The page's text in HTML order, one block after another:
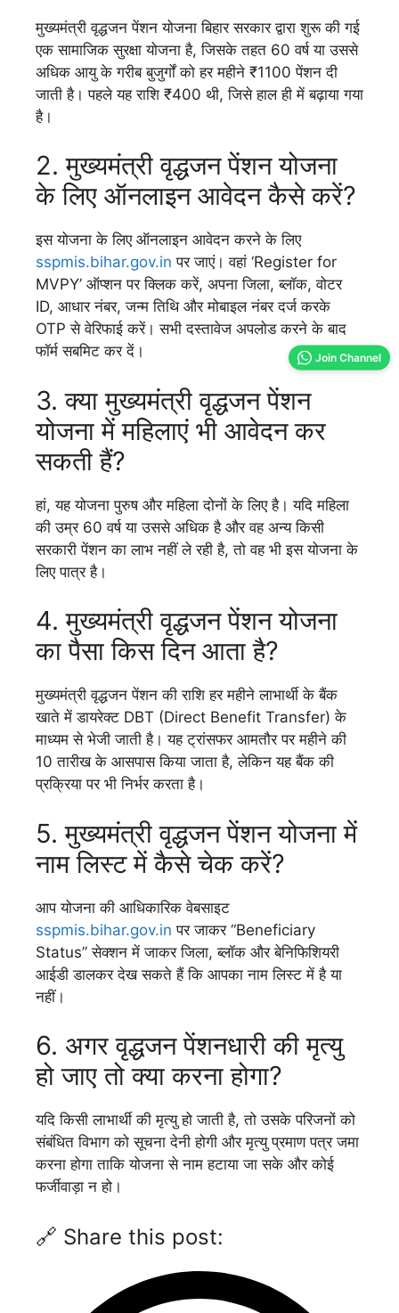
मुख्यमंत्री वृद्धजन पेंशन योजना बिहार सरकार द्वारा शुरू की गई
एक सामाजिक सुरक्षा योजना है, जिसके तहत 60 वर्ष या उससे
अधिक आयु के गरीब बुजुर्गों को हर महीने ₹1100 पेंशन दी
जाती है। पहले यह राशि ₹400 थी, जिसे हाल ही में बढ़ाया गया
है।
2. मुख्यमंत्री वृद्धजन पेंशन योजना
के लिए ऑनलाइन आवेदन कैसे करें?
इस योजना के लिए ऑनलाइन आवेदन करने के लिए
sspmis.bihar.gov.in पर जाएं। वहां ‘Register for
MVPY’ ऑप्शन पर क्लिक करें, अपना जिला, ब्लॉक, वोटर
ID, आधार नंबर, जन्म तिथि और मोबाइल नंबर दर्ज करके
OTP से वेरिफाई करें। सभी दस्तावेज अपलोड करने के बाद
फॉर्म सबमिट कर दें।
3. क्या मुख्यमंत्री वृद्धजन पेंशन
योजना में महिलाएं भी आवेदन कर
सकती हैं?
हां, यह योजना पुरुष और महिला दोनों के लिए है। यदि महिला
की उम्र 60 वर्ष या उससे अधिक है और वह अन्य किसी
सरकारी पेंशन का लाभ नहीं ले रही है, तो वह भी इस योजना के
लिए पात्र है।
4. मुख्यमंत्री वृद्धजन पेंशन योजना
का पैसा किस दिन आता है?
मुख्यमंत्री वृद्धजन पेंशन की राशि हर महीने लाभार्थी के बैंक
खाते में डायरेक्ट DBT (Direct Benefit Transfer) के
माध्यम से भेजी जाती है। यह ट्रांसफर आमतौर पर महीने की
10 तारीख के आसपास किया जाता है, लेकिन यह बैंक की
प्रक्रिया पर भी निर्भर करता है।
5. मुख्यमंत्री वृद्धजन पेंशन योजना में
नाम लिस्ट में कैसे चेक करें?
आप योजना की आधिकारिक वेबसाइट
sspmis.bihar.gov.in पर जाकर “Beneficiary
Status” सेक्शन में जाकर जिला, ब्लॉक और बेनिफिशियरी
आईडी डालकर देख सकते हैं कि आपका नाम लिस्ट में है या
नहीं।
6. अगर वृद्धजन पेंशनधारी की मृत्यु
हो जाए तो क्या करना होगा?
यदि किसी लाभार्थी की मृत्यु हो जाती है, तो उसके परिजनों को
संबंधित विभाग को सूचना देनी होगी और मृत्यु प्रमाण पत्र जमा
करना होगा ताकि योजना से नाम हटाया जा सके और कोई
फर्जीवाड़ा न हो।
🔗 Share this post:
Join Channel